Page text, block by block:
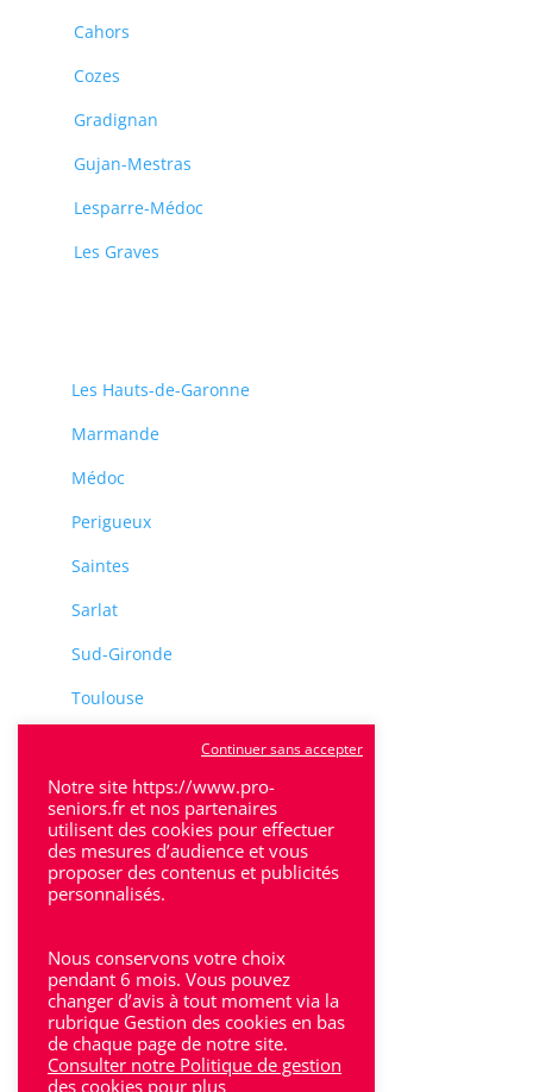
Cahors
Cozes
Gradignan
Gujan-Mestras
Lesparre-Médoc
Les Graves
Les Hauts-de-Garonne
Marmande
Médoc
Perigueux
Saintes
Sarlat
Sud-Gironde
Toulouse
Villeneuve-Sur-Lot
Bron
Lyon
Lyon 6
Notre site https://www.pro-
seniors.fr et nos partenaires
utilisent des cookies pour effectuer
des mesures d’audience et vous
proposer des contenus et publicités
personnalisés.
Nous conservons votre choix
pendant 6 mois. Vous pouvez
changer d’avis à tout moment via la
rubrique Gestion des cookies en bas
de chaque page de notre site.
Consulter notre Politique de gestion
des cookies pour plus
Continuer sans accepter